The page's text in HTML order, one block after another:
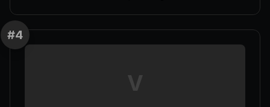
#4
V